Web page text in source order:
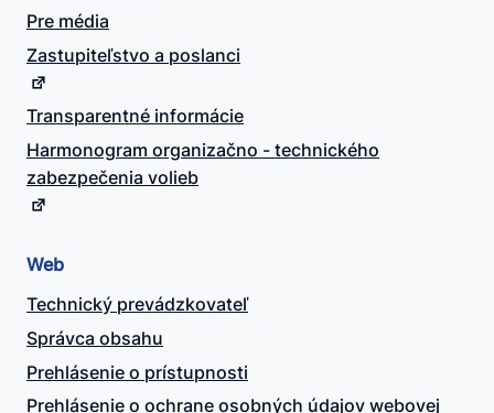
Pre média
Zastupiteľstvo a poslanci
Transparentné informácie
Harmonogram organizačno - technického
zabezpečenia volieb
Web
Technický prevádzkovateľ
Správca obsahu
Prehlásenie o prístupnosti
Prehlásenie o ochrane osobných údajov webovej